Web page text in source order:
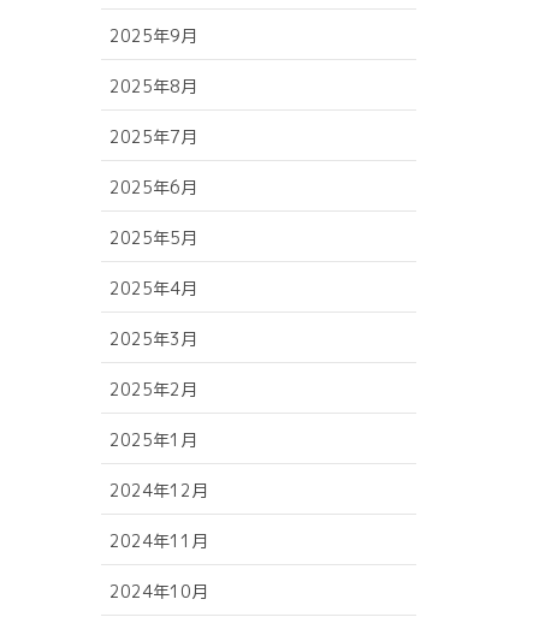
2025年9月
2025年8月
2025年7月
2025年6月
2025年5月
2025年4月
2025年3月
2025年2月
2025年1月
2024年12月
2024年11月
2024年10月